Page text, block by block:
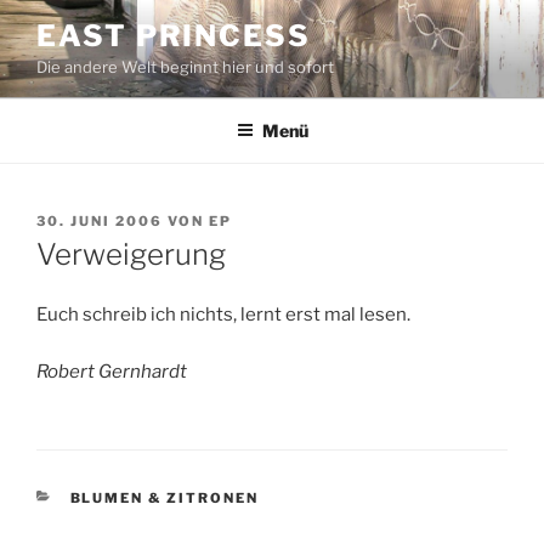
Zum
Inhalt
springen
EAST PRINCESS
Die andere Welt beginnt hier und sofort
Menü
VERÖFFENTLICHT
AM
30. JUNI 2006 VON EP
Verweigerung
Euch schreib ich nichts, lernt erst mal lesen.
Robert Gernhardt
KATEGORIEN
BLUMEN & ZITRONEN